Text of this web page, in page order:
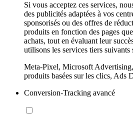
Si vous acceptez ces services,
des publicités adaptées à vos
sponsorisés ou des offres de
produits en fonction des pages
achats, tout en évaluant leur
utilisons les services tiers suivants
Meta-Pixel, Microsoft
produits basées sur les clics, Ads
Conversion-Tracking avancé